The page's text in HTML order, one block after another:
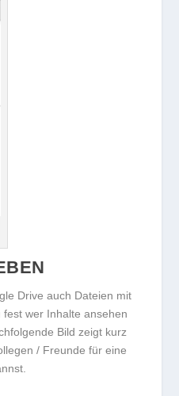
Drive auch Dateien mit
wer Inhalte ansehen
Bild zeigt kurz
/ Freunde für eine